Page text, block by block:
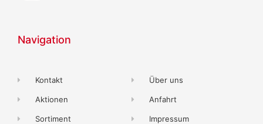
Navigation
Kontakt
Aktionen
Sortiment
Über uns
Anfahrt
Impressum